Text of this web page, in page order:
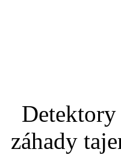
záhady